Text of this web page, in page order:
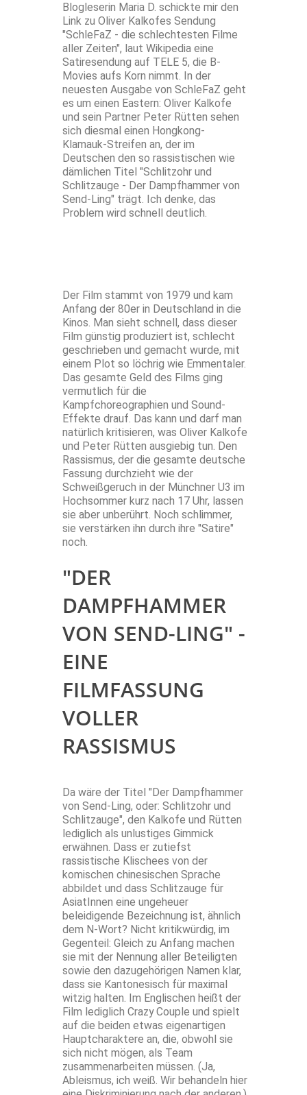
Blogleserin Maria D. schickte mir den
Link zu Oliver Kalkofes Sendung
"SchleFaZ - die schlechtesten Filme
aller Zeiten", laut Wikipedia eine
Satiresendung auf TELE 5, die B-
Movies aufs Korn nimmt. In der
neuesten Ausgabe von SchleFaZ geht
es um einen Eastern: Oliver Kalkofe
und sein Partner Peter Rütten sehen
sich diesmal einen Hongkong-
Klamauk-Streifen an, der im
Deutschen den so rassistischen wie
dämlichen Titel "Schlitzohr und
Schlitzauge - Der Dampfhammer von
Send-Ling" trägt. Ich denke, das
Problem wird schnell deutlich.
Der Film stammt von 1979 und kam
Anfang der 80er in Deutschland in die
Kinos. Man sieht schnell, dass dieser
Film günstig produziert ist, schlecht
geschrieben und gemacht wurde, mit
einem Plot so löchrig wie Emmentaler.
Das gesamte Geld des Films ging
vermutlich für die
Kampfchoreographien und Sound-
Effekte drauf. Das kann und darf man
natürlich kritisieren, was Oliver Kalkofe
und Peter Rütten ausgiebig tun. Den
Rassismus, der die gesamte deutsche
Fassung durchzieht wie der
Schweißgeruch in der Münchner U3 im
Hochsommer kurz nach 17 Uhr, lassen
sie aber unberührt. Noch schlimmer,
sie verstärken ihn durch ihre "Satire"
noch.
"DER
DAMPFHAMMER
VON SEND-LING" -
EINE
FILMFASSUNG
VOLLER
RASSISMUS
Da wäre der Titel "Der Dampfhammer
von Send-Ling, oder: Schlitzohr und
Schlitzauge", den Kalkofe und Rütten
lediglich als unlustiges Gimmick
erwähnen. Dass er zutiefst
rassistische Klischees von der
komischen chinesischen Sprache
abbildet und dass Schlitzauge für
AsiatInnen eine ungeheuer
beleidigende Bezeichnung ist, ähnlich
dem N-Wort? Nicht kritikwürdig, im
Gegenteil: Gleich zu Anfang machen
sie mit der Nennung aller Beteiligten
sowie den dazugehörigen Namen klar,
dass sie Kantonesisch für maximal
witzig halten. Im Englischen heißt der
Film lediglich Crazy Couple und spielt
auf die beiden etwas eigenartigen
Hauptcharaktere an, die, obwohl sie
sich nicht mögen, als Team
zusammenarbeiten müssen. (Ja,
Ableismus, ich weiß. Wir behandeln hier